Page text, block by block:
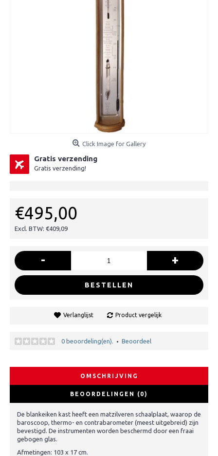
Click Image for Gallery
Gratis verzending
Gratis verzending!
€495,00
Excl. BTW: €409,09
- +
BESTELLEN
Verlanglijst Product vergelijk
0 beoordeling(en). • Beoordeel
OMSCHRIJVING
BEOORDELINGEN (0)
De blankeiken kast heeft een matzilveren schaalplaat, waarop de
baroscoop, thermo- en contrabarometer (meest uitgebreid) zijn
bevestigd. De instrumenten worden beschermd door een fraai
gebogen glas.
Afmetingen: 103 x 17 cm.